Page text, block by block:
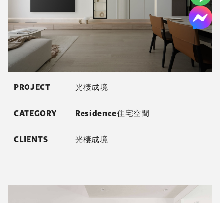
PROJECT 光棲成境
CATEGORY Residence住宅空間
CLIENTS 光棲成境